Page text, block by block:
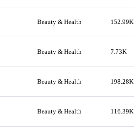
Beauty & Health 152.99K
Beauty & Health 7.73K
Beauty & Health 198.28K
Beauty & Health 116.39K